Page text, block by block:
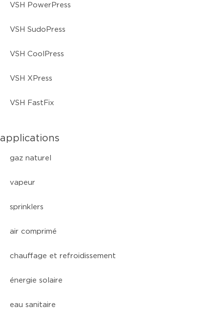
VSH PowerPress
VSH SudoPress
VSH CoolPress
VSH XPress
VSH FastFix
applications
gaz naturel
vapeur
sprinklers
air comprimé
chauffage et refroidissement
énergie solaire
eau sanitaire